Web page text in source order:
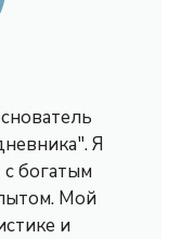
Я
богатым
Мой
и